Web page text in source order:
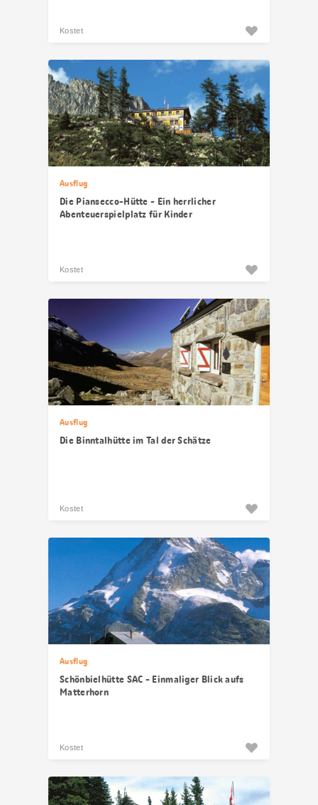
Kostet
Ausflug
Die Piansecco-Hütte - Ein herrlicher
Abenteuerspielplatz für Kinder
Kostet
Ausflug
Die Binntalhütte im Tal der Schätze
Kostet
Ausflug
Schönbielhütte SAC - Einmaliger Blick aufs
Matterhorn
Kostet